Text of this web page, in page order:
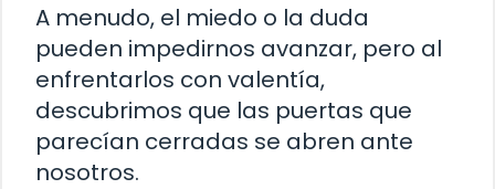
A menudo, el miedo o la duda
pueden impedirnos avanzar, pero al
enfrentarlos con valentía,
descubrimos que las puertas que
parecían cerradas se abren ante
nosotros.